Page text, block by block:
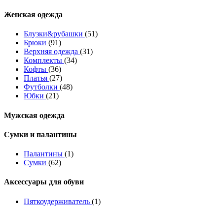
Женская одежда
Блузки&рубашки (51)
Брюки (91)
Верхняя одежда (31)
Комплекты (34)
Кофты (36)
Платья (27)
Футболки (48)
Юбки (21)
Мужская одежда
Сумки и палантины
Палантины (1)
Сумки (62)
Аксессуары для обуви
Пяткоудерживатель (1)